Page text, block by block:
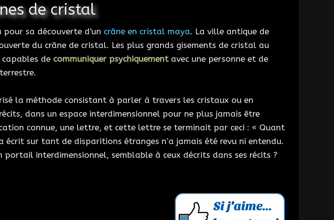
de cristal
sa découverte d'un crâne en cristal maya. La ville antique de
du crâne de cristal. Les plus grands gisements de cristal au
de communiquer psychiquementavec une personne et de
la méthode consistant à parler à travers les cristaux ou en
dans un espace interdimensionnel pour ne plus jamais être
connue, une lettre, et cette lettre se terminait par ceci : « Quant
écrit sur tant de disparitions étranges n’a jamais été revu ni entendu.
interdimensionnel, semblable à ceux décrits dans ses récits ?